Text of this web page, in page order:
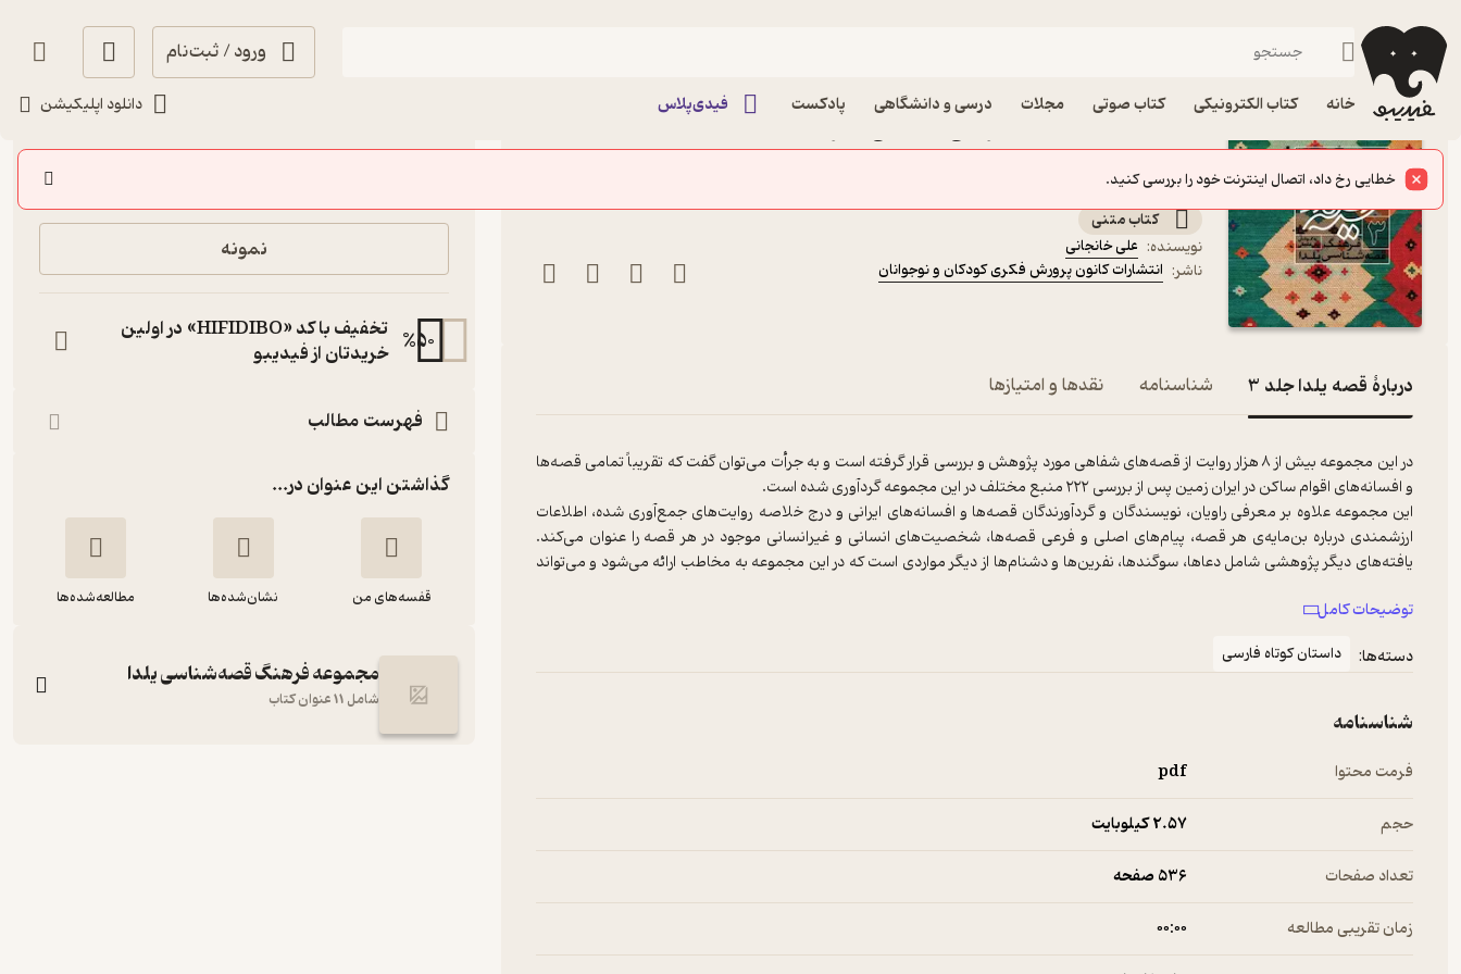
ورود / ثبت‌نام
خانه کتاب الکترونیکی کتاب صوتی مجلات درسی و دانشگاهی پادکست فیدی‌پلاس دانلود اپلیکیشن
فیدیبو کتاب الکترونیکی
کانون پرورش فکری کودکان و نوجوانان
مجموعه فرهنگ قصه‌شناسی یلدا
کتاب متنی
نویسنده: علی خانجانی
ناشر: انتشارات کانون پرورش فکری کودکان و نوجوانان
دربارۀ قصه یلدا جلد 3 شناسنامه نقدها و امتیازها
در این مجموعه بیش از ۸ هزار روایت از قصه‌های شفاهی مورد پژوهش و بررسی قرار گرفته است و به جرأت می‌توان گفت که تقریباً تمامی قصه‌ها
و افسانه‌های اقوام ساکن در ایران زمین پس از بررسی ۲۲۲ منبع مختلف در این مجموعه گردآوری شده است.
این مجموعه‌ علاوه بر معرفی راویان، نویسندگان و گردآورندگان قصه‌ها و افسانه‌های ایرانی و درج خلاصه روایت‌های جمع‌آوری شده، اطلاعات
ارزشمندی درباره‌ بن‌مایه‌ی هر قصه، پیام‌های اصلی و فرعی قصه‌ها، شخصیت‌های انسانی و غیرانسانی موجود در هر قصه را عنوان می‌کند.
یافته‌های دیگر پژوهشی شامل دعاها، سوگندها، نفرین‌ها و دشنام‌ها از دیگر مواردی است که در این مجموعه به مخاطب ارائه می‌شود و می‌تواند
این کتاب جلد سوم از این مجموعه که حاصل تلاش پنج ساله‌ ۷۰ نفر از کارشناسان، پژوهش‌گران و ویراستاران است، می‌باشد.
توضیحات کامل
دسته‌ها:
داستان کوتاه فارسی
شناسنامه
فرمت محتوا pdf
حجم 2.۵۷ کیلوبایت
تعداد صفحات 536 صفحه
زمان تقریبی مطالعه ۰۰:۰۰
121,000
نمونه
%50
تخفیف با کد «HIFIDIBO» در اولین
خریدتان از فیدیبو
فهرست مطالب
گذاشتن این عنوان در...
قفسه‌های من نشان‌شده‌ها مطالعه‌شده‌ها
مجموعه فرهنگ قصه‌شناسی یلدا
شامل 11 عنوان کتاب